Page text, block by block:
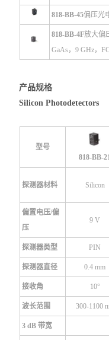
818-BB-45偏压光
818-BB-4F放大偏
GaAs，9 GHz，
产品规格
Silicon Photodetectors
型号
818-BB-21
探测器材料 Silicon
偏置电压/偏
压
9 V
探测器类型 PIN
探测器直径 0.4 mm
接收角 10°
波长范围 300-1100
3 dB 带宽